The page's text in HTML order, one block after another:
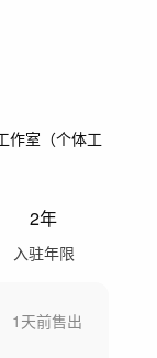
作室（个体工
2年
入驻年限
1天前售出